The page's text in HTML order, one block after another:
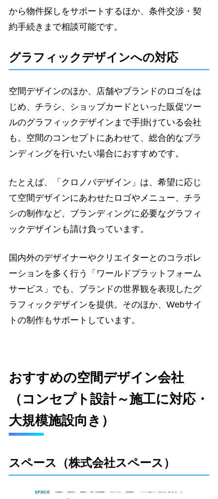
から物件探しをサポートするほか、条件交渉・契
約手続きまで相談可能です。
グラフィックデザインへの対応
空間デザインのほか、店舗やブランドのロゴをは
じめ、チラシ、ショップカードといった販促ツー
ルのグラフィックデザインまで手掛けている会社
も。空間のコンセプトにあわせて、総合的なブラ
ンディングを行いたい場合におすすめです。
たとえば、「クロノバデザイン」は、希望に応じ
て空間デザインにあわせたロゴやメニュー、チラ
シの制作など、ブランディングに必要なグラフィ
ックデザインも請け負っています。
国内外のデザイナーやクリエイターとのコラボレ
ーションを多く行う「ワールドプラットフォーム
サービス」でも、ブランドの世界観を表現したグ
ラフィックデザインを提供。そのほか、Webサイ
トの制作もサポートしています。
おすすめの空間デザイン会社
（コンセプト設計～施工に対応・
大規模施設向き）
スペース（株式会社スペース）